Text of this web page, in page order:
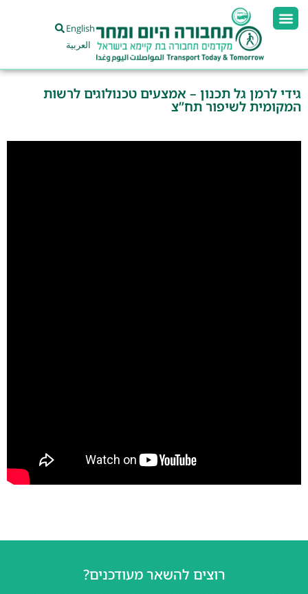
English
العربية
גידי לרמן גל תכנון – אמצעים טכנולוגים לרשות
המקומית לשיפור תח”צ
רוצים להשאר מעודכנים?